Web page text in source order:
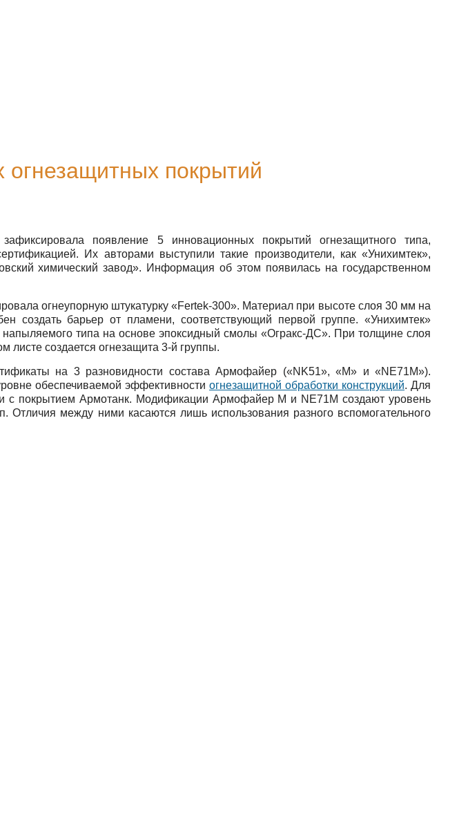
огнезащитных покрытий
появление 5 инновационных покрытий огнезащитного типа,
Их авторами выступили такие производители, как «Унихимтек»,
химический завод». Информация об этом появилась на государственном
огнеупорную штукатурку «Fertek-300». Материал при высоте слоя 30 мм на
создать барьер от пламени, соответствующий первой группе. «Унихимтек»
напыляемого типа на основе эпоксидный смолы «Огракс-ДС». При толщине слоя
листе создается огнезащита 3-й группы.
на 3 разновидности состава Армофайер («NK51», «М» и «NE71М»).
обеспечиваемой эффективности огнезащитной обработки конструкций. Для
с покрытием Армотанк. Модификации Армофайер М и NE71М создают уровень
Отличия между ними касаются лишь использования разного вспомогательного